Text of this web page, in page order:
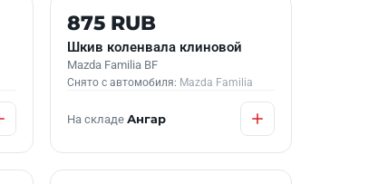
Б/У В НАЛИЧИИ
875 RUB
Шкив коленвала клиновой
Mazda Familia BF
Снято с автомобиля: Mazda Familia
На складеАнгар